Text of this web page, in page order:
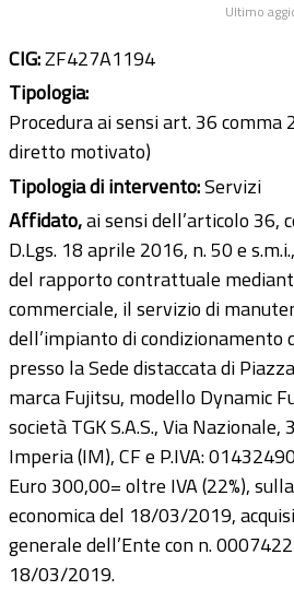
Ultimo
CIG:ZF427A1194
Tipologia:
Procedura ai sensi art. 36
diretto motivato)
Tipologia di intervento:Servizi
Affidato,ai sensi dell’articolo 36,
D.Lgs. 18 aprile 2016, n. 50 e
del rapporto contrattuale
commerciale, il servizio di
dell’impianto di condizionamento
presso la Sede distaccata di
marca Fujitsu, modello Dynamic
società TGK S.A.S., Via
Imperia (IM), CF e P.IVA:
Euro 300,00= oltre IVA (22%),
economica del 18/03/2019,
generale dell’Ente con n.
18/03/2019.